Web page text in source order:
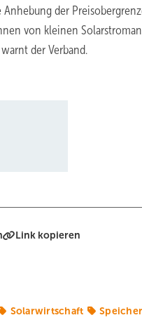
der
von kleinen
der Verband.
Link kopieren
Solarwirtschaft Speicher